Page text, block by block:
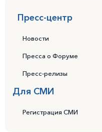
Пресс-центр
Новости
Пресса о Форуме
Пресс-релизы
Для СМИ
Регистрация СМИ